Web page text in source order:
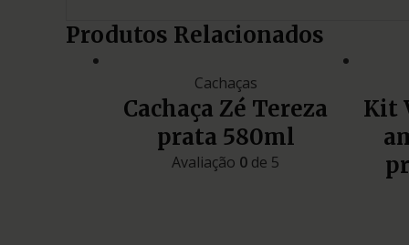
Produtos Relacionados
Cachaças
Cachaça Zé Tereza
prata 580ml
Avaliação 0 de 5
Kit